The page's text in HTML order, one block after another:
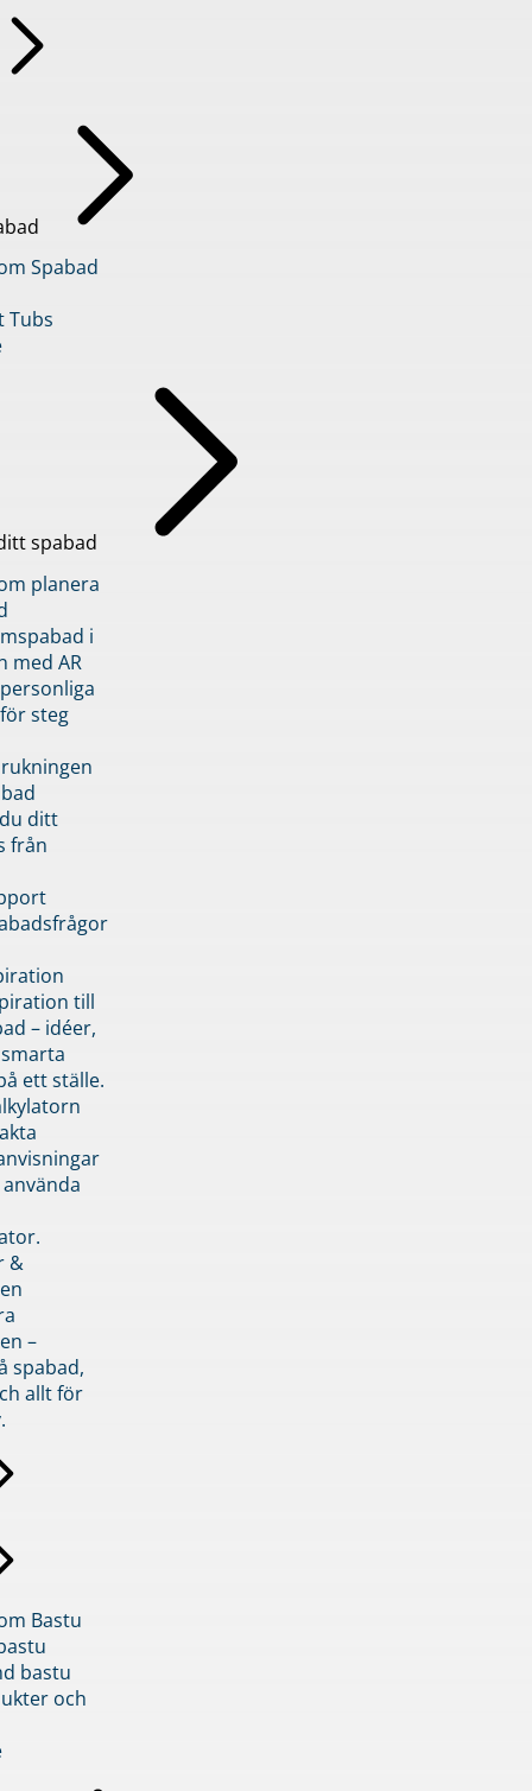
Spabad
Tubs
spabad
planera
i
med AR
steg
ditt
från
till
– idéer,
ett ställe.
&
–
spabad,
allt för
Bastu
bastu
och